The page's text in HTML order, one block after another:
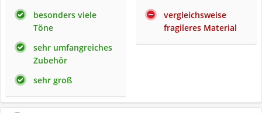
besonders viele
Töne
sehr umfangreiches
Zubehör
sehr groß
vergleichsweise
fragileres Material